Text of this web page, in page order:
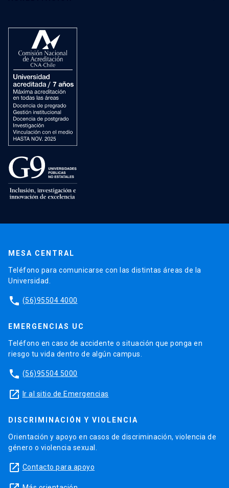
MESA CENTRAL
Teléfono para comunicarse con las distintas áreas de la
Universidad.
phone (56)95504 4000
EMERGENCIAS UC
Teléfono en caso de accidente o situación que ponga en
riesgo tu vida dentro de algún campus.
phone (56)95504 5000
launch Ir al sitio de Emergencias
DISCRIMINACIÓN Y VIOLENCIA
Orientación y apoyo en casos de discriminación, violencia de
género o violencia sexual.
launch Contacto para apoyo